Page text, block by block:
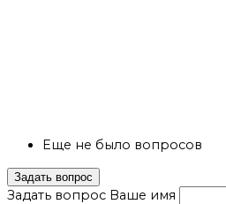
Еще не было вопросов
Задать вопрос
Задать вопрос Ваше имя